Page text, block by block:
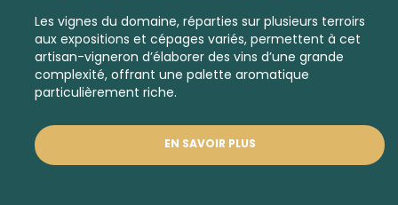
Les vignes du domaine, réparties sur plusieurs terroirs
aux expositions et cépages variés, permettent à cet
artisan-vigneron d’élaborer des vins d’une grande
complexité, offrant une palette aromatique
particulièrement riche.
EN SAVOIR PLUS